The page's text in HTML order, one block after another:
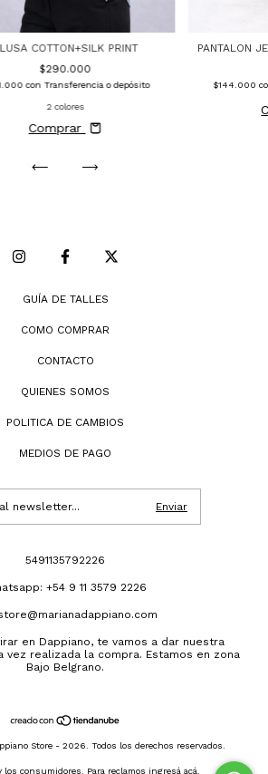
COTTON+SILK PRINT
$290.000
con Transferencia o depósito
2 colores
Comprar
PANTALON
$144.000
GUÍA DE TALLES
COMO COMPRAR
CONTACTO
QUIENES SOMOS
POLITICA DE CAMBIOS
MEDIOS DE PAGO
5491135792226
+54 9 11 3579 2226
en Dappiano, te vamos a dar nuestra
vez realizada la compra. Estamos en zona
Bajo Belgrano.
Store - 2026. Todos los derechos reservados.
los consumidores. Para reclamos ingresá acá.